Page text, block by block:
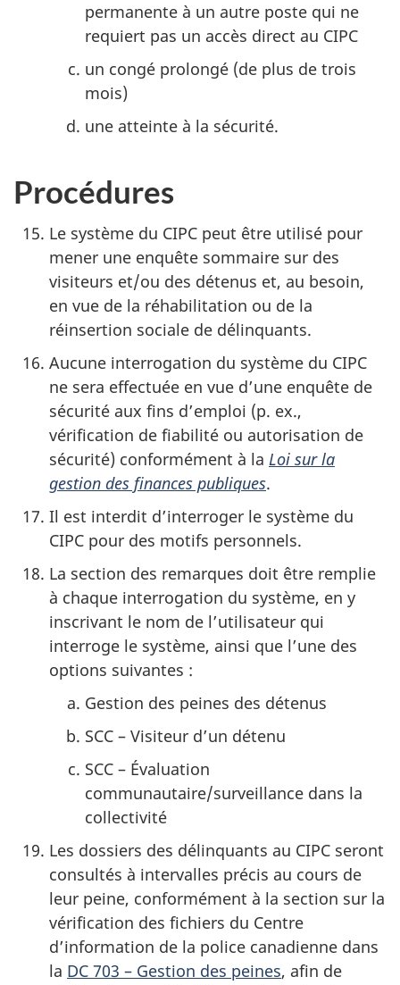
permanente à un autre poste qui ne
requiert pas un accès direct au CIPC
un congé prolongé (de plus de trois
mois)
une atteinte à la sécurité.
Procédures
Le système du CIPC peut être utilisé pour
mener une enquête sommaire sur des
visiteurs et/ou des détenus et, au besoin,
en vue de la réhabilitation ou de la
réinsertion sociale de délinquants.
Aucune interrogation du système du CIPC
ne sera effectuée en vue d’une enquête de
sécurité aux fins d’emploi (p. ex.,
vérification de fiabilité ou autorisation de
sécurité) conformément à la Loi sur la
gestion des finances publiques.
Il est interdit d’interroger le système du
CIPC pour des motifs personnels.
La section des remarques doit être remplie
à chaque interrogation du système, en y
inscrivant le nom de l’utilisateur qui
interroge le système, ainsi que l’une des
options suivantes :
Gestion des peines des détenus
SCC – Visiteur d’un détenu
SCC – Évaluation
communautaire/surveillance dans la
collectivité
Les dossiers des délinquants au CIPC seront
consultés à intervalles précis au cours de
leur peine, conformément à la section sur la
vérification des fichiers du Centre
d’information de la police canadienne dans
la DC 703 – Gestion des peines, afin de